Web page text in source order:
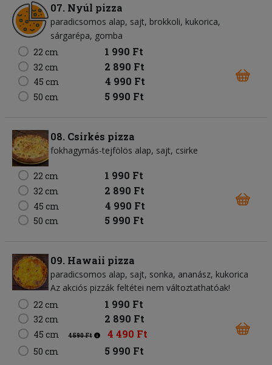
07. Nyúl pizza
paradicsomos alap sajt brokkoli kukorica
sárgarépa gomba
22 cm
1 990 Ft
32 cm 2 890 Ft
45 cm 4 990 Ft
50 cm 5 990 Ft
08. Csirkés pizza
fokhagymás-tejfölös alap sajt csirke
22 cm 1 990 Ft
32 cm 2 890 Ft
45 cm 4 990 Ft
50 cm 5 990 Ft
09. Hawaii pizza
paradicsomos alap sajt sonka ananász kukorica
Az akciós pizzák feltétei nem változtathatóak!
22 cm
1 990 Ft
32 cm 2 890 Ft
45 cm 4 590 Ft 4 490 Ft
50 cm 5 990 Ft